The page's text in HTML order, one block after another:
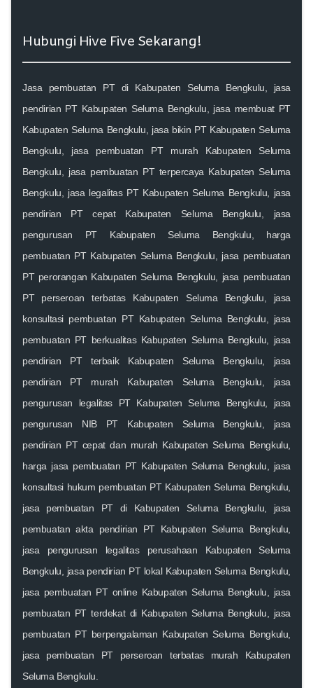
Hubungi Hive Five Sekarang!
Jasa pembuatan PT di Kabupaten Seluma Bengkulu, jasa
pendirian PT Kabupaten Seluma Bengkulu, jasa membuat PT
Kabupaten Seluma Bengkulu, jasa bikin PT Kabupaten Seluma
Bengkulu, jasa pembuatan PT murah Kabupaten Seluma
Bengkulu, jasa pembuatan PT terpercaya Kabupaten Seluma
Bengkulu, jasa legalitas PT Kabupaten Seluma Bengkulu, jasa
pendirian PT cepat Kabupaten Seluma Bengkulu, jasa
pengurusan PT Kabupaten Seluma Bengkulu, harga
pembuatan PT Kabupaten Seluma Bengkulu, jasa pembuatan
PT perorangan Kabupaten Seluma Bengkulu, jasa pembuatan
PT perseroan terbatas Kabupaten Seluma Bengkulu, jasa
konsultasi pembuatan PT Kabupaten Seluma Bengkulu, jasa
pembuatan PT berkualitas Kabupaten Seluma Bengkulu, jasa
pendirian PT terbaik Kabupaten Seluma Bengkulu, jasa
pendirian PT murah Kabupaten Seluma Bengkulu, jasa
pengurusan legalitas PT Kabupaten Seluma Bengkulu, jasa
pengurusan NIB PT Kabupaten Seluma Bengkulu, jasa
pendirian PT cepat dan murah Kabupaten Seluma Bengkulu,
harga jasa pembuatan PT Kabupaten Seluma Bengkulu, jasa
konsultasi hukum pembuatan PT Kabupaten Seluma Bengkulu,
jasa pembuatan PT di Kabupaten Seluma Bengkulu, jasa
pembuatan akta pendirian PT Kabupaten Seluma Bengkulu,
jasa pengurusan legalitas perusahaan Kabupaten Seluma
Bengkulu, jasa pendirian PT lokal Kabupaten Seluma Bengkulu,
jasa pembuatan PT online Kabupaten Seluma Bengkulu, jasa
pembuatan PT terdekat di Kabupaten Seluma Bengkulu, jasa
pembuatan PT berpengalaman Kabupaten Seluma Bengkulu,
jasa pembuatan PT perseroan terbatas murah Kabupaten
Seluma Bengkulu.